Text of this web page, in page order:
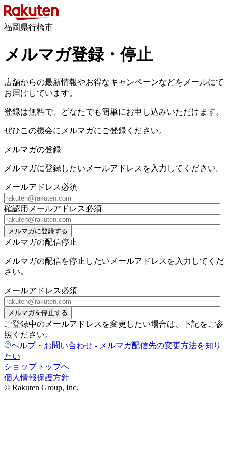
福岡県行橋市
メルマガ登録・停止
店舗からの最新情報やお得なキャンペーンなどをメールにて
お届けしています。
登録は無料で、どなたでも簡単にお申し込みいただけます。
ぜひこの機会にメルマガにご登録ください。
メルマガの登録
メルマガに登録したいメールアドレスを入力してください。
メールアドレス必須
確認用メールアドレス必須
メルマガに登録する
メルマガの配信停止
メルマガの配信を停止したいメールアドレスを入力してくだ
さい。
メールアドレス必須
メルマガを停止する
ご登録中のメールアドレスを変更したい場合は、下記をご参
照ください。
ヘルプ・お問い合わせ - メルマガ配信先の変更方法を知り
たい
ショップトップへ
個人情報保護方針
© Rakuten Group, Inc.